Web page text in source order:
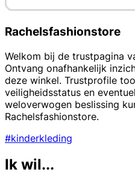
Rachelsfashionstore
Welkom bij de trustpagina
Ontvang onafhankelijk
deze winkel. Trustprofile
veiligheidsstatus en
weloverwogen beslissing
Rachelsfashionstore.
#kinderkleding
Ik wil...